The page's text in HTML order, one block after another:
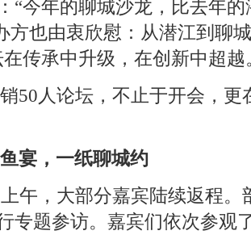
“今年的聊城沙龙，比去年
方也由衷欣慰：从潜江到聊
在传承中升级，在创新中超越
50人论坛，不止于开会，
宴，一纸聊城约
午，大部分嘉宾陆续返程
专题参访。嘉宾们依次参观